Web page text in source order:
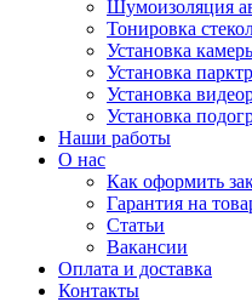
Шумоизоляция
Тонировка
Установка
Установка
Установка
Установка
Наши работы
О нас
Как оформить
Гарантия на
Статьи
Вакансии
Оплата и доставка
Контакты